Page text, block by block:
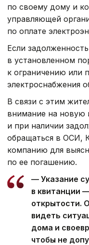
по своему дому и
управляющей
по оплате
Если
в установленном
к ограничению или
электроснабжения
В связи с этим
внимание на новую
и при наличии
обращаться в ОСИ,
компанию для
по ее погашению.
— Указание
в квитанции
открытости.
видеть
дома и
чтобы не